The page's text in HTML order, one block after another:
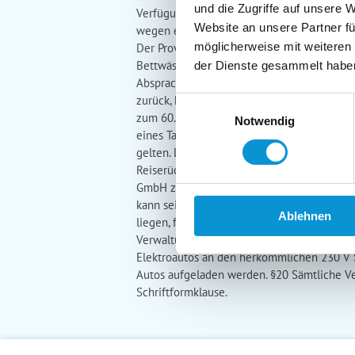
und die Zugriffe auf unsere
Website an unsere Partner
möglicherweise mit
der Dienste gesammelt
Einwilligungsauswahl
Notwendig
Ablehnen
Verfügung, übernimmt dieser jedoch
wegen einer fehlenden Verbindung o.ä.
Der Provider speichert die
Bettwäsche und Handtücher sind nicht in
Absprache mit der A&F Vermietungs- und
zurück, hat der Eigentümer einen
zum 60. Tag vor Anreise 25 % des
eines Tages vor Anreise oder nicht
gelten. Diese entnehmen Sie bitte den bei
Reiserücktrittsversicherung. Die
GmbH zu erfolgen. Bei späterer Anreise
kann seitens des Vermieters infolge des
liegen, fristlos gekündigt werden. §18
Verwaltungs GmbH zu hinterlegen, die
Elektroautos an den herkömmlichen 230
Autos aufgeladen werden. §20 Sämtliche
Schriftformklause.